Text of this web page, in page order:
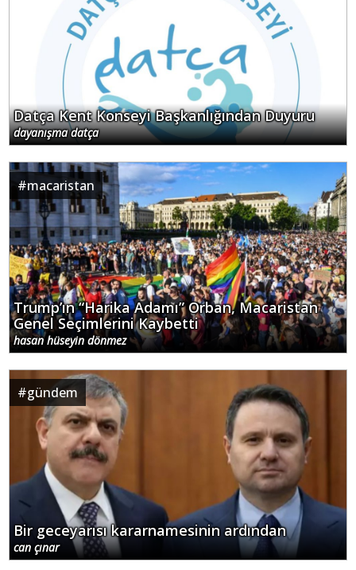
Datça Kent Konseyi Başkanlığından Duyuru
dayanışma datça
#macaristan
Trump’ın “Harika Adamı” Orban, Macaristan
Genel Seçimlerini Kaybetti
hasan hüseyin dönmez
#gündem
Bir geceyarısı kararnamesinin ardından
can çınar